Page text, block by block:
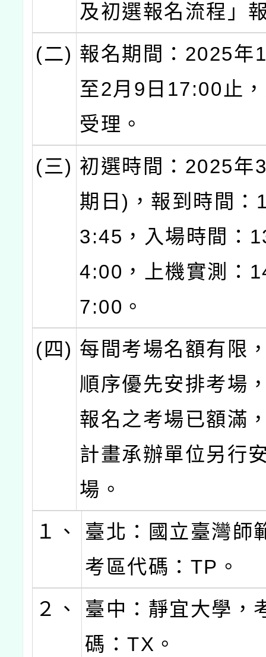
及初選報名流程」
(二) 報名期間：2025年
至2月9日17:00止
受理。
(三) 初選時間：2025年
期日)，報到時間：
3:45，入場時間：
4:00，上機實測：
7:00。
(四) 每間考場名額有限
順序優先安排考場
報名之考場已額滿
計畫承辦單位另行
場。
１、
臺北：國立臺灣師
考區代碼：TP。
２、
臺中：靜宜大學，
碼：TX。